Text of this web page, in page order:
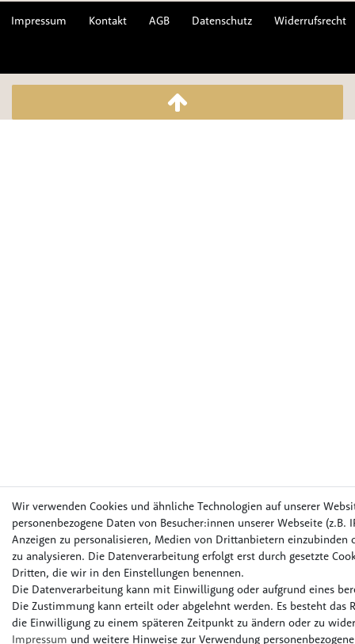
Impressum Kontakt AGB Datenschutz Widerrufsrecht
Wir verwenden Cookies und ähnliche Technologien auf unserer
personenbezogene Daten von Besucher:innen unserer Webseite (z.B.
Anzeigen zu personalisieren, Medien von Drittanbietern einzubinden
zu analysieren. Die Datenverarbeitung erfolgt erst durch gesetzte
Dritten, die wir in den Einstellungen benennen.
Die Datenverarbeitung kann mit Einwilligung oder aufgrund eines
Die Zustimmung kann erteilt oder abgelehnt werden. Es besteht das
die Einwilligung zu einem späteren Zeitpunkt zu ändern oder zu
Impressum und weitere Hinweise zur Verwendung